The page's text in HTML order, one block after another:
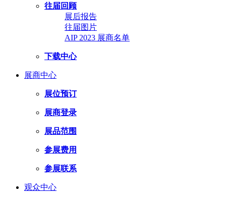
往届回顾
展后报告
往届图片
AIP 2023 展商名单
下载中心
展商中心
展位预订
展商登录
展品范围
参展费用
参展联系
观众中心